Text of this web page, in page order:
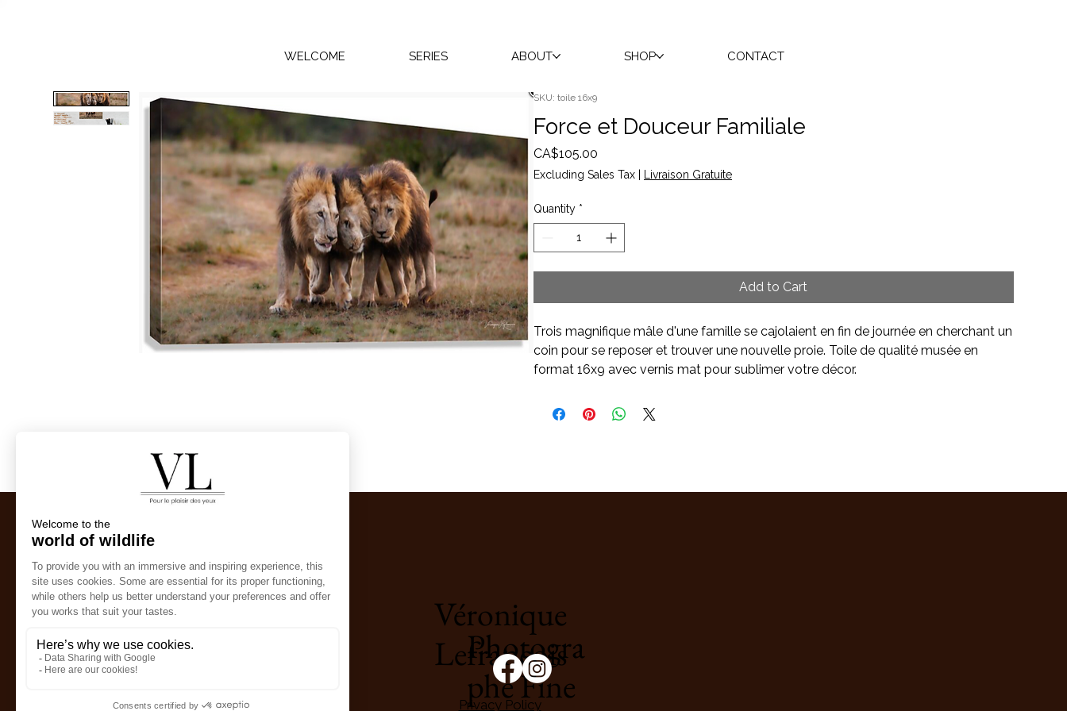
WELCOME SERIES ABOUT SHOP CONTACT
SKU: toile 16x9
Force et Douceur Familiale
CA$105.00
Excluding Sales Tax Livraison Gratuite
Quantity *
Add to Cart
Trois magnifique mâle d'une famille se cajolaient en fin de journée en cherchant un
coin pour se reposer et trouver une nouvelle proie. Toile de qualité musée en
format 16x9 avec vernis mat pour sublimer votre décor.
Véronique
Lefrançois
Photogra
phe Fine
Privacy Policy